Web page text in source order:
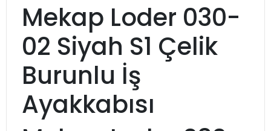
Mekap Loder 030-
02 Siyah S1 Çelik
Burunlu İş
Ayakkabısı